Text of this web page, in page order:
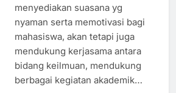
menyediakan suasana yg
nyaman serta memotivasi bagi
mahasiswa, akan tetapi juga
mendukung kerjasama antara
bidang keilmuan, mendukung
berbagai kegiatan akademik…